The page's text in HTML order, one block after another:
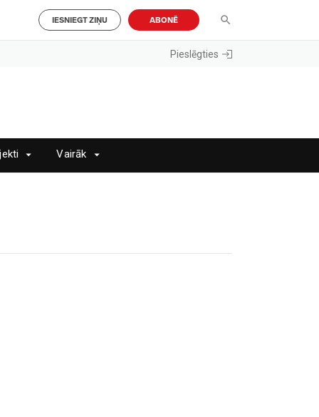
IESNIEGT ZIŅU ABONĒ
Pieslēgties
Vairāk